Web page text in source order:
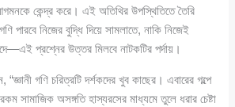
কেন্দ্র করে। এই অতিথির উপস্থিতিতে তৈরি
পারবে নিজের বুদ্ধি দিয়ে সামলাতে, নাকি নিজেই
প্রশ্নের উত্তর মিলবে নাটকটির পর্দায়।
গণি চরিত্রটি দর্শকদের খুব কাছের। এবারের গল্পে
সামাজিক অসঙ্গতি হাস্যরসের মাধ্যমে তুলে ধরার চেষ্টা